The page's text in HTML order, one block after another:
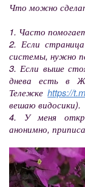
Что можно
1. Часто
2. Если
системы, нужно
3. Если выше
днева есть в
Тележкеhttps://
вешаю видосики).
4. У меня
анонимно,